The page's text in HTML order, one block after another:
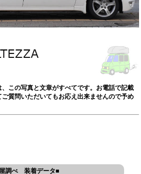
この写真と文章がすべてです。お電話で記載
質問いただいてもお応え出来ませんので予め
調べ 装着データ■